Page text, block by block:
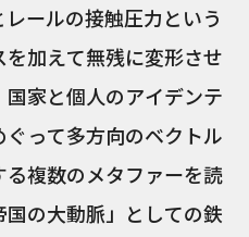
ールの接触圧力という
加えて無残に変形させ
家と個人のアイデンテ
って多方向のベクトル
複数のメタファーを読
の大動脈」としての鉄